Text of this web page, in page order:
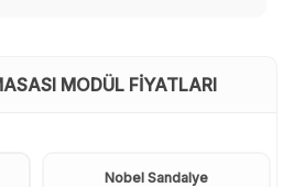
MODÜL FIYATLARI
Nobel Sandalye